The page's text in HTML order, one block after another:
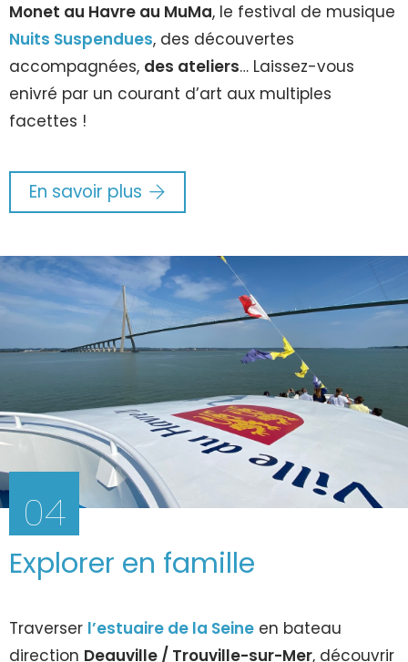
Monet au Havre au MuMa, le festival de musique
Nuits Suspendues, des découvertes
accompagnées, des ateliers… Laissez-vous
enivré par un courant d’art aux multiples
facettes !
En savoir plus
04
Explorer en famille
Traverser l’estuaire de la Seine en bateau
direction Deauville / Trouville-sur-Mer, découvrir